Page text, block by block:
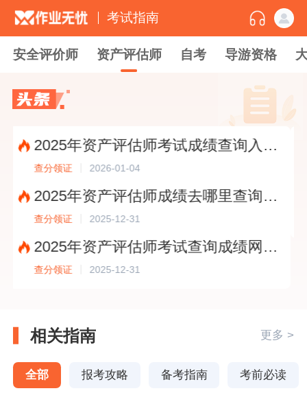
考试指南
安全评价师 资产评估师 自考 导游资格
2025年资产评估师考试成绩查询入口在哪儿?
分领证 2026-01-04
2025年资产评估师成绩去哪里查询时间啊多久出?
分领证 2025-12-31
2025年资产评估师考试查询成绩网站入口在哪里?
分领证 2025-12-31
相关指南 更多 >
全部 报考攻略 备考指南 考前必读